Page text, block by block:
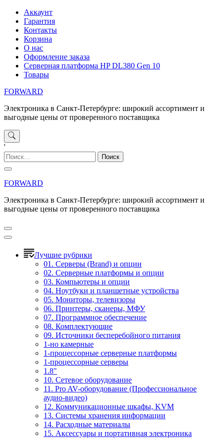
Перейти
содержимому
Аккаунт
Гарантия
Контакты
Корзина
О нас
Оформление заказа
Серверная платформа HP DL380 Gen 10
Товары
FORWARD
Электроника в Санкт-Петербурге: широкий ассортимент и
выгодные цены от проверенного поставщика
'
Найти:
FORWARD
Электроника в Санкт-Петербурге: широкий ассортимент и
выгодные цены от проверенного поставщика
Лучшие рубрики
01. Серверы (Brand) и опции
02. Серверные платформы и опции
03. Компьютеры и опции
04. Ноутбуки и планшетные устройства
05. Мониторы, телевизоры
06. Принтеры, сканеры, МФУ
07. Программное обеспечение
08. Комплектующие
09. Источники бесперебойного питания
1-но камерные
1-процессорные серверные платформы
1-процессорные серверы
1.8"
10. Сетевое оборудование
11. Pro AV-оборудование (Профессиональное
аудио-видео)
12. Коммуникационные шкафы, KVM
13. Системы хранения информации
14. Расходные материалы
15. Аксессуары и портативная электроника